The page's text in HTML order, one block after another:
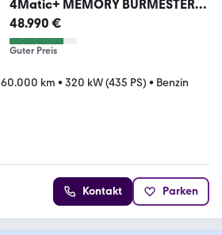
4Matic+ MEMORY BURMESTER
LUFT
48.990 €
Guter Preis
60.000 km • 320 kW (435 PS) • Benzin
Kontakt Parken